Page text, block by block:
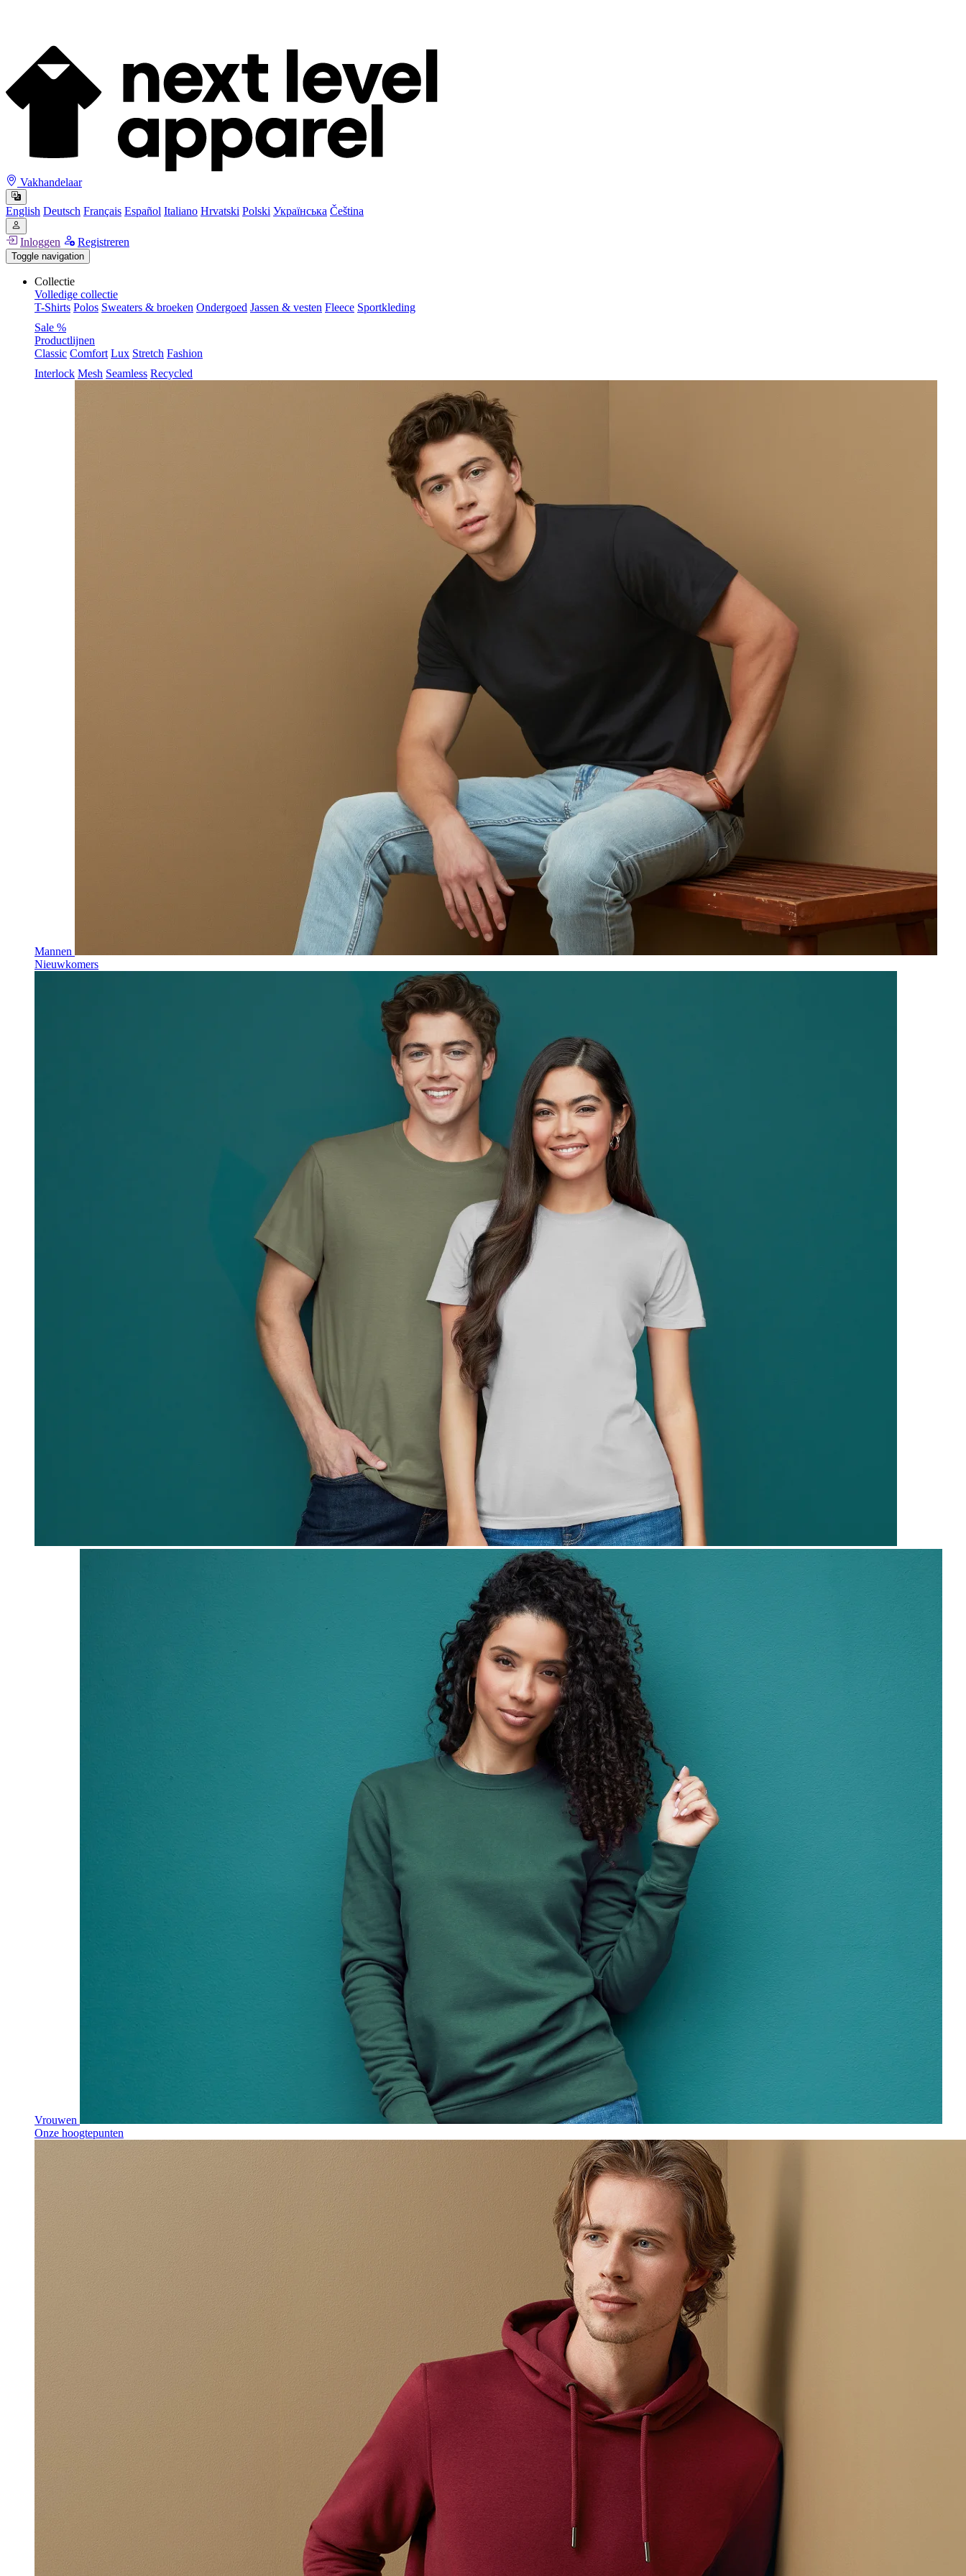
Vakhandelaar
English Deutsch Français Español Italiano Hrvatski Polski Українська Čeština
Inloggen Registreren
Toggle navigation
Collectie
Volledige collectie
T-Shirts Polos Sweaters & broeken Ondergoed Jassen & vesten Fleece Sportkleding
Sale %
Productlijnen
Classic Comfort Lux Stretch Fashion
Interlock Mesh Seamless Recycled
Mannen
Nieuwkomers
Vrouwen
Onze hoogtepunten